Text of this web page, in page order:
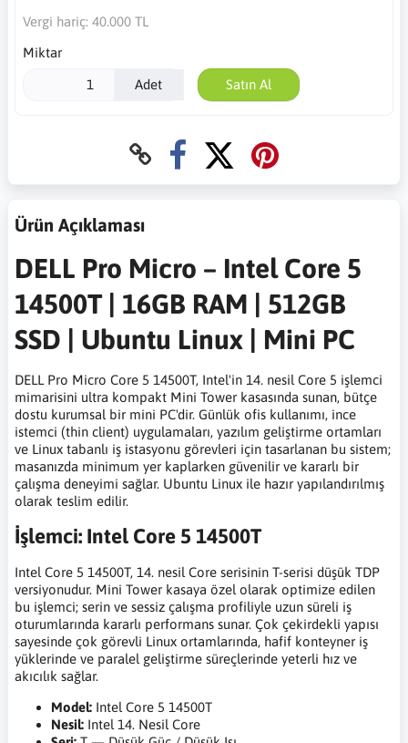
Vergi hariç: 40.000 TL
Miktar
Adet Satın Al
Ürün Açıklaması
DELL Pro Micro – Intel Core 5
14500T | 16GB RAM | 512GB
SSD | Ubuntu Linux | Mini PC
DELL Pro Micro Core 5 14500T, Intel'in 14. nesil Core 5 işlemci
mimarisini ultra kompakt Mini Tower kasasında sunan, bütçe
dostu kurumsal bir mini PC'dir. Günlük ofis kullanımı, ince
istemci (thin client) uygulamaları, yazılım geliştirme ortamları
ve Linux tabanlı iş istasyonu görevleri için tasarlanan bu sistem;
masanızda minimum yer kaplarken güvenilir ve kararlı bir
çalışma deneyimi sağlar. Ubuntu Linux ile hazır yapılandırılmış
olarak teslim edilir.
İşlemci: Intel Core 5 14500T
Intel Core 5 14500T, 14. nesil Core serisinin T-serisi düşük TDP
versiyonudur. Mini Tower kasaya özel olarak optimize edilen
bu işlemci; serin ve sessiz çalışma profiliyle uzun süreli iş
oturumlarında kararlı performans sunar. Çok çekirdekli yapısı
sayesinde çok görevli Linux ortamlarında, hafif konteyner iş
yüklerinde ve paralel geliştirme süreçlerinde yeterli hız ve
akıcılık sağlar.
Model: Intel Core 5 14500T
Nesil: Intel 14. Nesil Core